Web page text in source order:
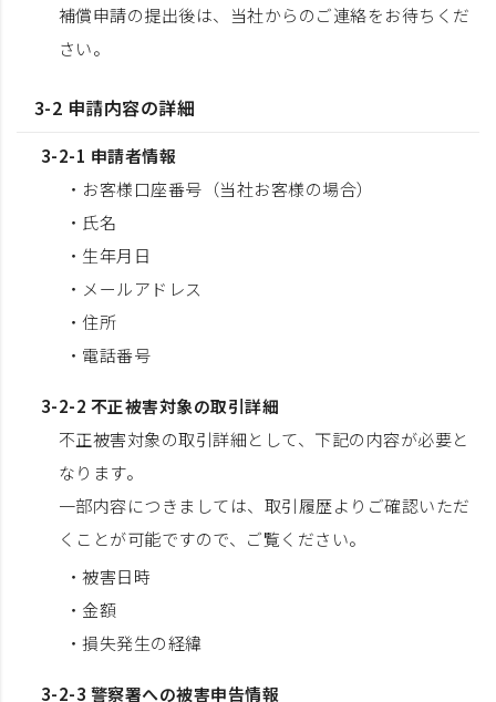
補償申請の提出後は、当社からのご連絡をお待ちくだ
さい。
3-2 申請内容の詳細
3-2-1 申請者情報
・お客様口座番号（当社お客様の場合）
・氏名
・生年月日
・メールアドレス
・住所
・電話番号
3-2-2 不正被害対象の取引詳細
不正被害対象の取引詳細として、下記の内容が必要と
なります。
一部内容につきましては、取引履歴よりご確認いただ
くことが可能ですので、ご覧ください。
・被害日時
・金額
・損失発生の経緯
3-2-3 警察署への被害申告情報